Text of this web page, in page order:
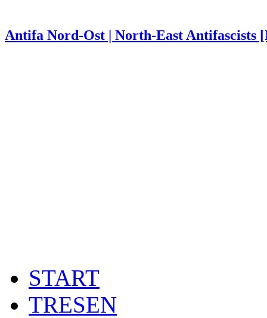
Antifa Nord-Ost | North-East Antifascists
START
TRESEN